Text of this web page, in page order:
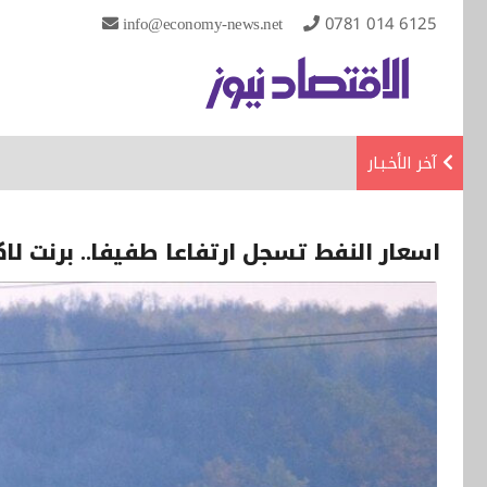
info@economy-news.net 0781 014 6125
آخر الأخـبـار
اسعار النفط تسجل ارتفاعا طفيفا.. برنت لاكثر من